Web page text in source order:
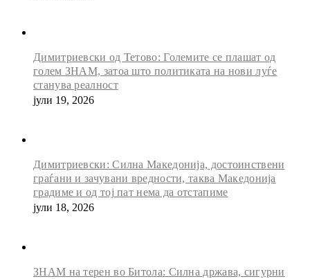
Димитриевски од Тетово: Големите се плашат од
голем ЗНАМ, затоа што политиката на нови луѓе
станува реалност
јули 19, 2026
Димитриевски: Силна Македонија, достоинствени
граѓани и зачувани вредности, таква Македонија
градиме и од тој пат нема да отстапиме
јули 18, 2026
ЗНАМ на терен во Битола: Силна држава, сигурни